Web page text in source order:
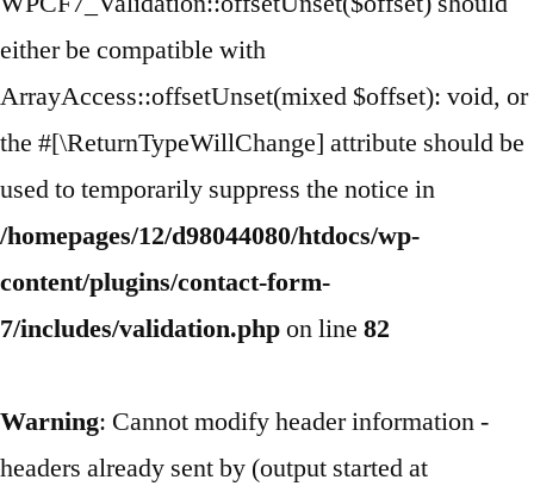
either be compatible with
ArrayAccess::offsetUnset(mixed $offset): void, or
the #[\ReturnTypeWillChange] attribute should be
used to temporarily suppress the notice in
/homepages/12/d98044080/htdocs/wp-
content/plugins/contact-form-
7/includes/validation.phpon line 82
Warning: Cannot modify header information -
headers already sent by (output started at